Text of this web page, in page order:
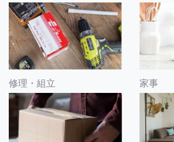
修理・組立 家事